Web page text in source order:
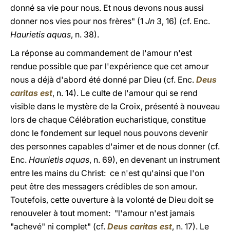
donné sa vie pour nous. Et nous devons nous aussi
donner nos vies pour nos frères" (1 Jn 3, 16) (cf. Enc.
Haurietis aquas, n. 38).
La réponse au commandement de l'amour n'est
rendue possible que par l'expérience que cet amour
nous a déjà d'abord été donné par Dieu (cf. Enc. Deus
caritas est, n. 14). Le culte de l'amour qui se rend
visible dans le mystère de la Croix, présenté à nouveau
lors de chaque Célébration eucharistique, constitue
donc le fondement sur lequel nous pouvons devenir
des personnes capables d'aimer et de nous donner (cf.
Enc. Haurietis aquas, n. 69), en devenant un instrument
entre les mains du Christ: ce n'est qu'ainsi que l'on
peut être des messagers crédibles de son amour.
Toutefois, cette ouverture à la volonté de Dieu doit se
renouveler à tout moment: "l'amour n'est jamais
"achevé" ni complet" (cf. Deus caritas est, n. 17). Le